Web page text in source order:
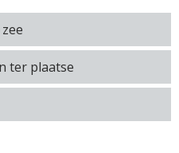
ter plaatse